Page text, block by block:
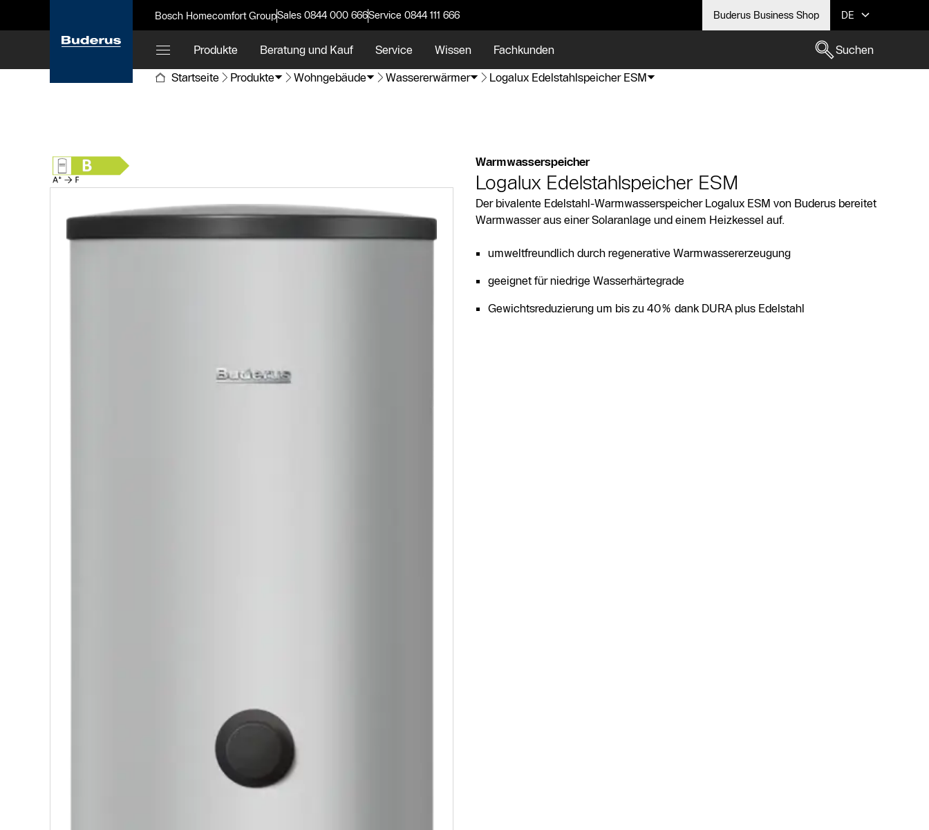
Bosch Homecomfort GroupSales 0844 000 666Service 0844 111 666 Buderus Business Shop DE
Produkte Beratung und Kauf Service Wissen Fachkunden
Suchen
Startseite
Produkte Wohngebäude Wassererwärmer Logalux Edelstahlspeicher ESM
Warmwasserspeicher
Logalux Edelstahlspeicher ESM
Der bivalente Edelstahl-Warmwasserspeicher Logalux ESM von Buderus bereitet
Warmwasser aus einer Solaranlage und einem Heizkessel auf.
umweltfreundlich durch regenerative Warmwassererzeugung
geeignet für niedrige Wasserhärtegrade
Gewichtsreduzierung um bis zu 40% dank DURA plus Edelstahl